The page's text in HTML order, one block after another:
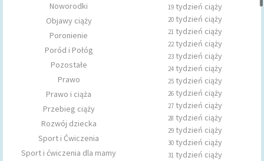
Noworodki
Objawy ciąży
Poronienie
Poród i Połóg
Pozostałe
Prawo
Prawo i ciąża
Przebieg ciąży
Rozwój dziecka
Sport i Ćwiczenia
Sport i ćwiczenia dla mamy
19 tydzień ciąży
20 tydzień ciąży
21 tydzień ciąży
22tydzień ciąży
23 tydzień ciąży
24 tydzień ciąży
25 tydzień ciąży
26 tydzień ciąży
27 tydzień ciąży
28 tydzień ciąży
29 tydzień ciąży
30 tydzień ciąży
31 tydzień ciąży